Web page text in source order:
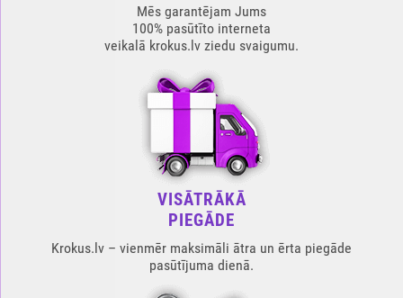
Mēs garantējam Jums
100% pasūtīto interneta
veikalā krokus.lv ziedu svaigumu.
VISĀTRĀKĀ
PIEGĀDE
Krokus.lv – vienmēr maksimāli ātra un ērta piegāde
pasūtījuma dienā.